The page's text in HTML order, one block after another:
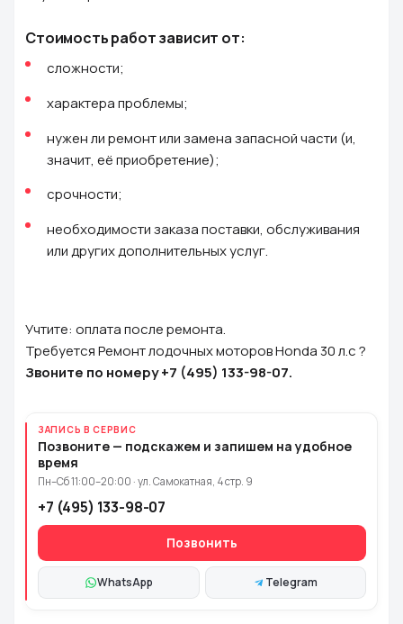
Стоимость работ зависит от:
сложности;
характера проблемы;
нужен ли ремонт или замена запасной части (и,
значит, её приобретение);
срочности;
необходимости заказа поставки, обслуживания
или других дополнительных услуг.
Учтите: оплата после ремонта.
Требуется Ремонт лодочных моторов Honda 30 л.с ?
Звоните по номеру+7 (495) 133-98-07.
ЗАПИСЬ В СЕРВИС
Позвоните — подскажем и запишем на удобное
время
Пн–Сб 11:00–20:00 · ул. Самокатная, 4 стр. 9
+7 (495) 133-98-07
Позвонить
WhatsApp Telegram